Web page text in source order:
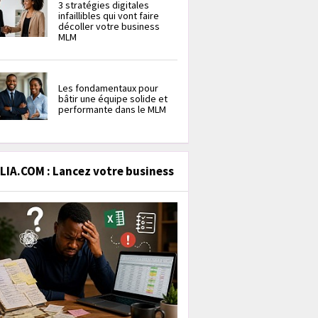
3 stratégies digitales
infaillibles qui vont faire
décoller votre business
MLM
Les fondamentaux pour
bâtir une équipe solide et
performante dans le MLM
: Lancez votre business